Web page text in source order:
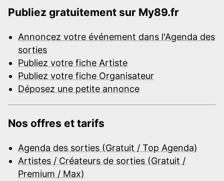
Publiez gratuitement sur My89.fr
Annoncez votre événement dans l'Agenda des
sorties
Publiez votre fiche Artiste
Publiez votre fiche Organisateur
Déposez une petite annonce
Nos offres et tarifs
Agenda des sorties (Gratuit / Top Agenda)
Artistes / Créateurs de sorties (Gratuit /
Premium / Max)